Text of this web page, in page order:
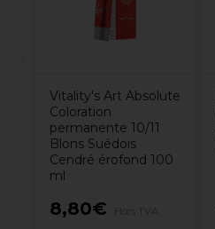
Vitality's Art Absolute
Coloration
permanente 10/11
Blons Suédois
Cendré érofond 100
ml
8,80€